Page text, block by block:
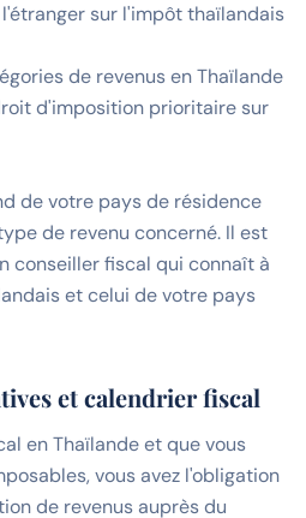
sur l'impôt thaïlandais
de revenus en Thaïlande
d'imposition prioritaire sur
de votre pays de résidence
de revenu concerné. Il est
conseiller fiscal qui connaît à
et celui de votre pays
et calendrier fiscal
en Thaïlande et que vous
vous avez l'obligation
de revenus auprès du